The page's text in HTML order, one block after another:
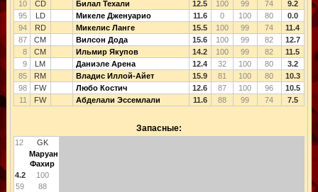
10
CD Билал Техали 12.5 100 99 74
9.2
95
LD Микеле Дженуарио 11.6 0 100 80
0.0
94
RD Микелис Ланге 15.5 100 99 74
11.4
87
CM Вилсон Дода 15.6 100 99 82
12.7
8
CM Ильмир Якупов 14.2 100 99 82
11.5
9
LM Даниэле Арена 12.4 32 100 80
3.2
85
RM Владис Иллой-Айет 15.9 81 100 80
10.3
98
FW Любо Костич 12.6 87 100 96
10.5
11
FW Абделали Эссемлали 11.6 88 99 74 7.5
Запасные:
12
GK
Маруан
Фахир
4.2
100
59
88